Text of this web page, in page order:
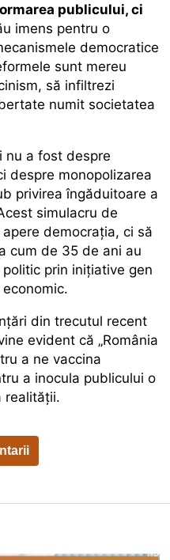
publicului, ci
imens pentru o
democratice
sunt mereu
să infiltrezi
numit societatea
nu a fost despre
despre monopolizarea
privirea îngăduitoare a
simulacru de
democrația, ci să
cum de 35 de ani au
prin inițiative gen
din trecutul recent
evident că „România
a ne vaccina
a inocula publicului o
realității.